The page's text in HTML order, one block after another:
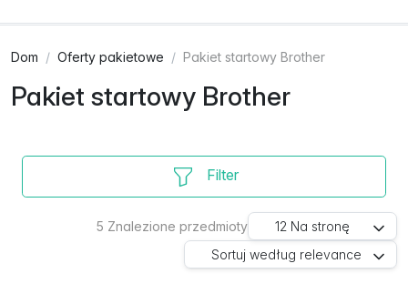
Dom Oferty pakietowe Pakiet startowy Brother
Pakiet startowy Brother
Filter
5 Znalezione przedmioty 12 Na stronę
Sortuj według relevance